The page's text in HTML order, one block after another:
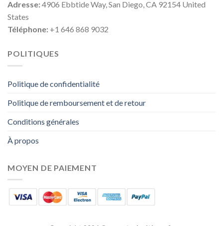
Adresse:4906 Ebbtide Way, San Diego, CA 92154 United
States
Téléphone: +1 646 868 9032
POLITIQUES
Politique de confidentialité
Politique de remboursement et de retour
Conditions générales
À propos
MOYEN DE PAIEMENT